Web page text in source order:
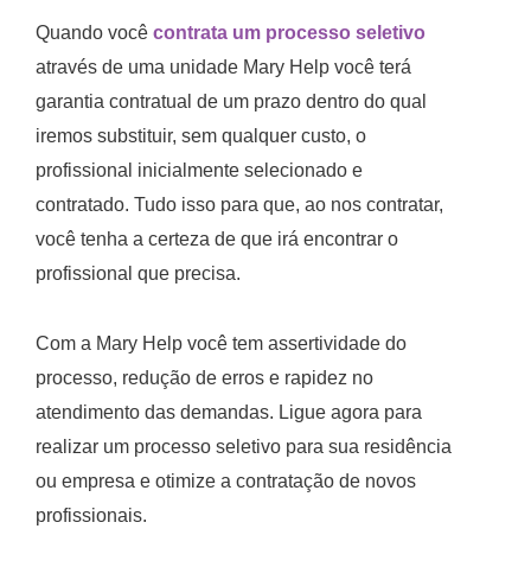
Quando você contrata um processo seletivo
através de uma unidade Mary Help você terá
garantia contratual de um prazo dentro do qual
iremos substituir, sem qualquer custo, o
profissional inicialmente selecionado e
contratado. Tudo isso para que, ao nos contratar,
você tenha a certeza de que irá encontrar o
profissional que precisa.
Com a Mary Help você tem assertividade do
processo, redução de erros e rapidez no
atendimento das demandas. Ligue agora para
realizar um processo seletivo para sua residência
ou empresa e otimize a contratação de novos
profissionais.